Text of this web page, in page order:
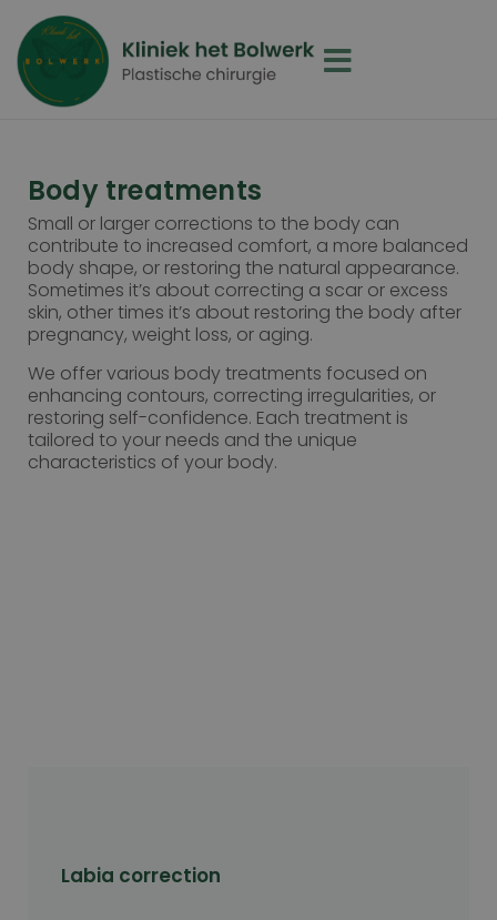
Body treatments
Small or larger corrections to the body can
contribute to increased comfort, a more balanced
body shape, or restoring the natural appearance.
Sometimes it’s about correcting a scar or excess
skin, other times it’s about restoring the body after
pregnancy, weight loss, or aging.
We offer various body treatments focused on
enhancing contours, correcting irregularities, or
restoring self-confidence. Each treatment is
tailored to your needs and the unique
characteristics of your body.
Labia correction